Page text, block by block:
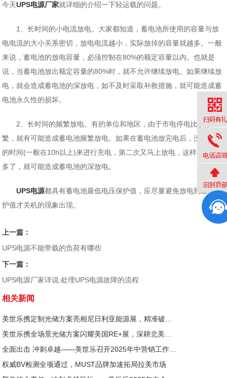
今天UPS电源厂家就详细的介绍一下轻运载的问题。
1、长时间的小电流放电。大家都知道，蓄电池所使用的容量与放
电电流的大小关系密切，放电电流越小，实际放掉的容量就越多。一般
来说，蓄电池的放电容量，必须控制在80%的额定容量以内。也就是
说，当蓄电池放出额定容量的80%时，就不允许继续放电。如果继续放
电，就会造成蓄电池的深放电，如不及时采取补救措施，就可能造成蓄
电池永久性的损坏。
2、长时间的频繁放电。有的单位和地区，由于市电停电比较频
繁，就有可能造成蓄电池频繁放电。如果在蓄电池放完电后，没有足够
的时间(一般在10h以上)来进行充电，第二次又马上放电，这样的次数
多了，就可能造成蓄电池的深放电。
UPS电源都具有蓄电池最低电压保护值，应尽量避免放电到最低保
护值才关机的现象出现。
上一篇：
UPS电源不能带载的负荷有哪些
下一篇：
UPS电源厂家详说:处理UPS电源故障的流程
相关新闻
美世乐携定制光储方案亮相尼日利亚能源展，精准破解西非用电难题
美世乐携全场景光储方案闪耀美国RE+展，深耕北美赋能零碳转型
全面出击 冲刺卓越——美世乐召开2025年中营销工作会议
权威BV检测全项通过，MUST品牌加速拓局拉美市场